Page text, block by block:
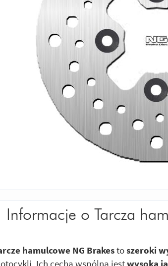
Informacje o Tarcza
hamulcowe NG Brakestoszeroki
Ich cechą wspólną jestwysoka